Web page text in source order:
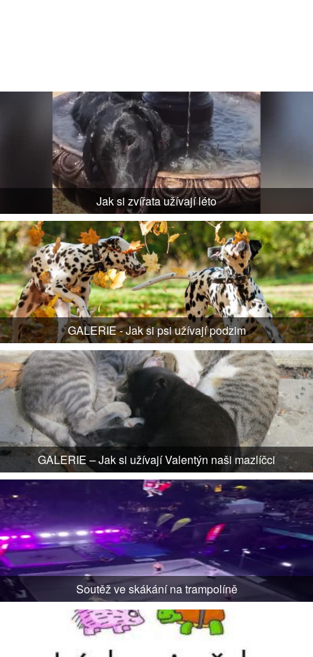
Jak si zvířata užívají léto
GALERIE - Jak si psi užívají podzim
GALERIE – Jak si užívají Valentýn naši mazlíčci
Soutěž ve skákání na trampolíně